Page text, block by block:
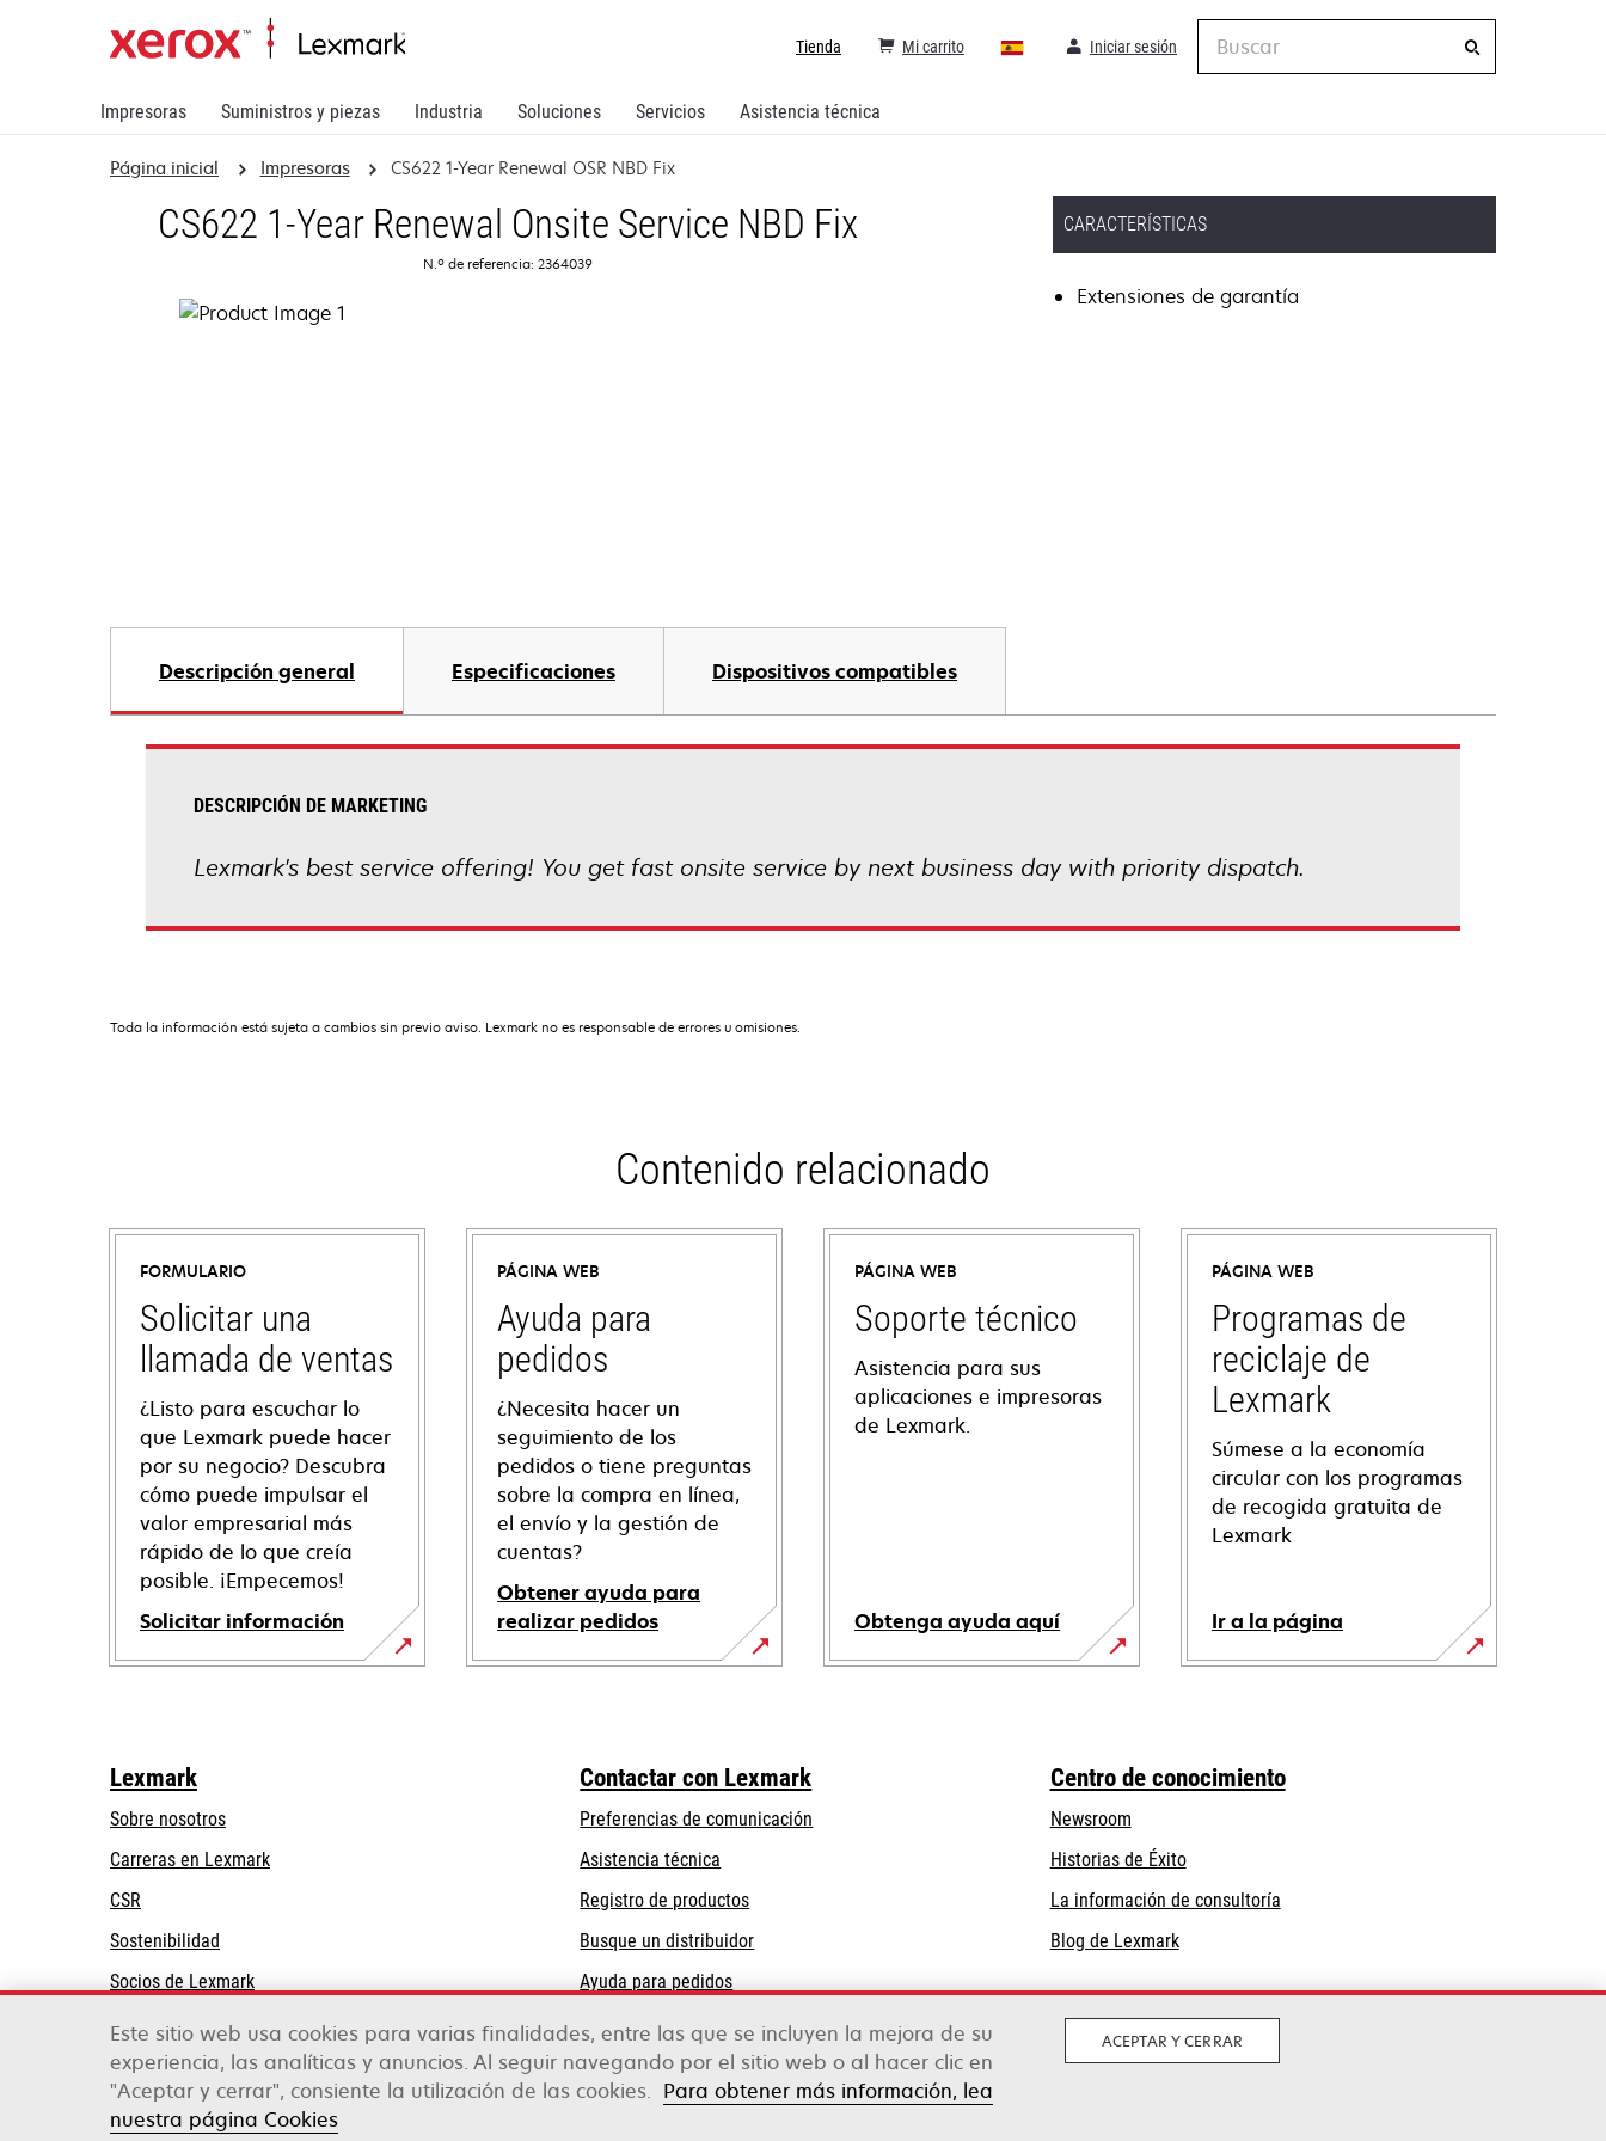
Impresoras Suministros y piezas Industria Soluciones Servicios Asistencia técnica
Tienda Iniciar sesión
Mi carrito
Página inicial Impresoras CS622 1-Year Renewal OSR NBD Fix
CS622 1-Year Renewal Onsite Service NBD Fix
N.º de referencia: 2364039
CARACTERÍSTICAS
Extensiones de garantía
Descripción general Especificaciones Dispositivos compatibles
DESCRIPCIÓN DE MARKETING
Lexmark's best service offering! You get fast onsite service by next business day with priority dispatch.
Toda la información está sujeta a cambios sin previo aviso. Lexmark no es responsable de errores u omisiones.
Contenido relacionado
FORMULARIO
Solicitar una
llamada de ventas
¿Listo para escuchar lo
que Lexmark puede hacer
por su negocio? Descubra
cómo puede impulsar el
valor empresarial más
rápido de lo que creía
posible. ¡Empecemos!
Solicitar información
PÁGINA WEB
Ayuda para
pedidos
¿Necesita hacer un
seguimiento de los
pedidos o tiene preguntas
sobre la compra en línea,
el envío y la gestión de
cuentas?
Obtener ayuda para
realizar pedidos
PÁGINA WEB
Soporte técnico
Asistencia para sus
aplicaciones e impresoras
de Lexmark.
Obtenga ayuda aquí
se
PÁGINA WEB
Programas de
reciclaje de
Lexmark
Súmese a la economía
circular con los programas
de recogida gratuita de
Lexmark
Ir a la página
Lexmark
Sobre nosotros
Carreras en Lexmark
CSR
Sostenibilidad
Socios de Lexmark
Contactar con Lexmark
Preferencias de comunicación
se
abre
en
una
pestaña
nueva
Asistencia técnica
en
una
pestaña
nueva
Registro de productos
Busque un distribuidor
Ayuda para pedidos
Mayoristas de Lexmark
Centro de conocimiento
Newsroom
Historias de Éxito
La información de consultoría
Blog de Lexmark
Lexmark International, Inc., una compañía de Xerox
©2026 Todos los derechos reservados.
Legal Política de privacidad Términos y condiciones
Este sitio web usa cookies para varias finalidades, entre las que se incluyen la mejora de su
experiencia, las analíticas y anuncios. Al seguir navegando por el sitio web o al hacer clic en
"Aceptar y cerrar", consiente la utilización de las cookies. Para obtener más información, lea
nuestra página Cookies
ACEPTAR Y CERRAR